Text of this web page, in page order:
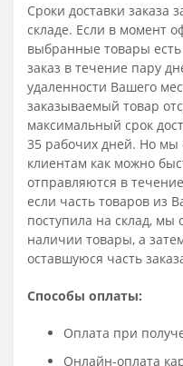
Сроки доставки заказа
складе. Если в момент
выбранные товары
заказ в течение пару
удаленности Вашего
заказываемый товар
максимальный срок
35 рабочих дней. Но мы
клиентам как можно
отправляются в
если часть товаров из
поступила на склад,
наличии товары, а
оставшуюся часть
Способы оплаты:
Оплата при
Онлайн-оплата